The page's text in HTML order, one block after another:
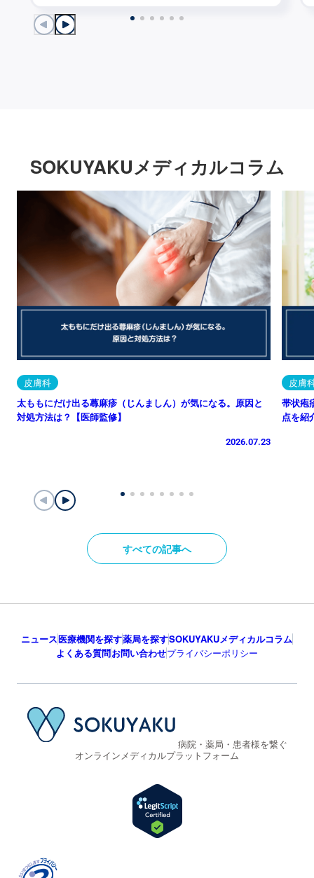
SOKUYAKUメディカルコラム
皮膚科
太ももにだけ出る蕁麻疹（じんましん）が気になる。原因と
対処方法は？【医師監修】
2026.07.23
皮膚
帯状疱
点を紹
すべての記事へ
ニュース医療機関を探す薬局を探すSOKUYAKUメディカルコラム
よくある質問お問い合わせプライバシーポリシー
病院・薬局・患者様を繋ぐ
オンラインメディカルプラットフォーム